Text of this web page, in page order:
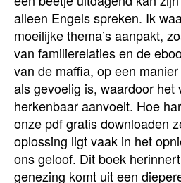
alleen Engels spreken. Ik
moeilijke thema’s aanpakt,
van familierelaties en de
van de maffia, op een
als gevoelig is, waardoor het
herkenbaar aanvoelt. Hoe
onze pdf gratis downloaden
oplossing ligt vaak in het
ons geloof. Dit boek
genezing komt uit een